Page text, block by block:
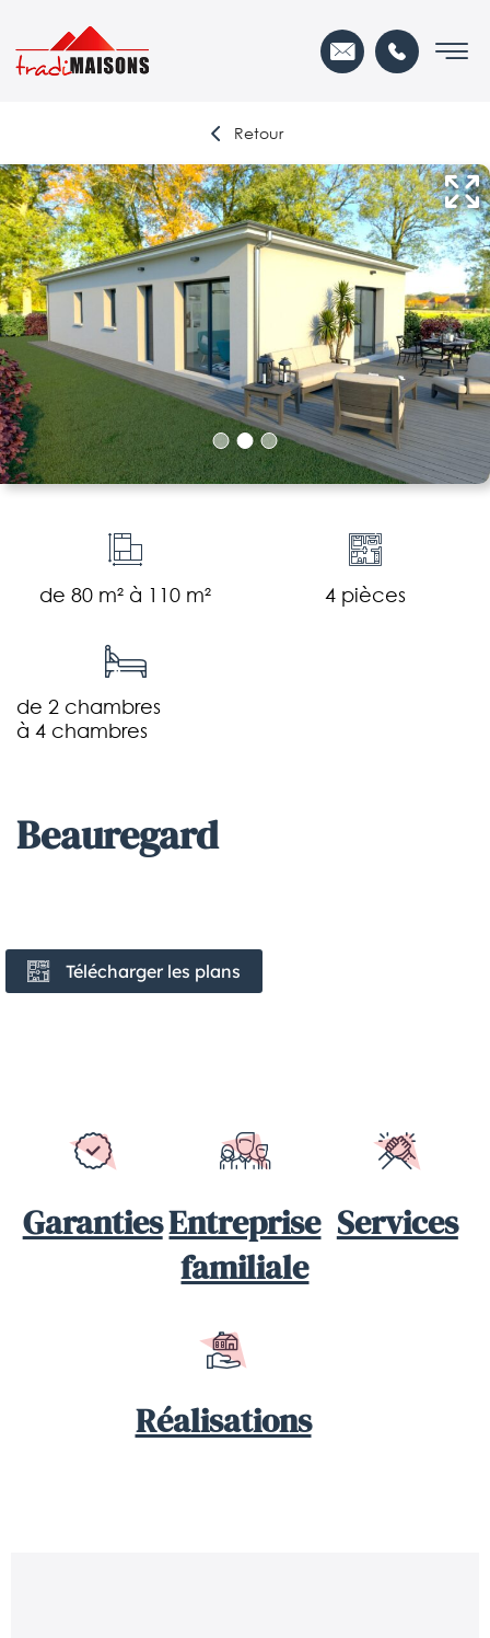
Retour
de 80 m² à 110 m² 4 pièces
de 2 chambres
à 4 chambres
beauregard
Télécharger les plans
GarantiesEntreprise
familiale
Services
Réalisations